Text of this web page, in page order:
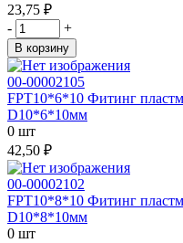
23,75 ₽
-
+
В корзину
00-00002105
FPT10*6*10 Фитинг
D10*6*10мм
0 шт
42,50 ₽
00-00002102
FPT10*8*10 Фитинг
D10*8*10мм
0 шт